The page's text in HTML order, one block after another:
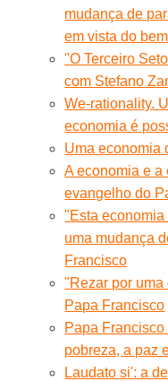
mudança de
em vista do
''O Terceiro
com Stefano
We-rationality.
economia é
Uma economia
A economia e a
evangelho do
"Esta
uma mudança
Francisco
"Rezar por
Papa Francisco
Papa
pobreza, a paz
Laudato si': a